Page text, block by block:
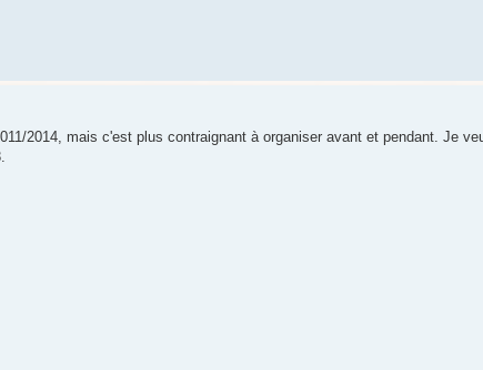
2014, mais c'est plus contraignant à organiser avant et pendant. Je